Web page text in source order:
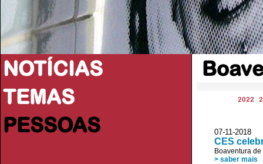
NOTÍCIAS
TEMAS
PESSOAS
2022
07-11-2018
CES
Boaventura
> saber mais